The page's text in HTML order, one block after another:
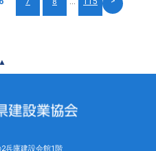
▲
兵庫建設会館1階